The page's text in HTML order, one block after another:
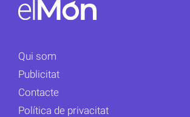
Qui som
Publicitat
Contacte
Política de privacitat